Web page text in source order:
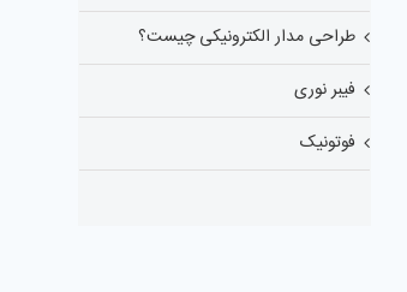
طراحی مدار الکترونیکی چیست؟
فیبر نوری
فوتونیک